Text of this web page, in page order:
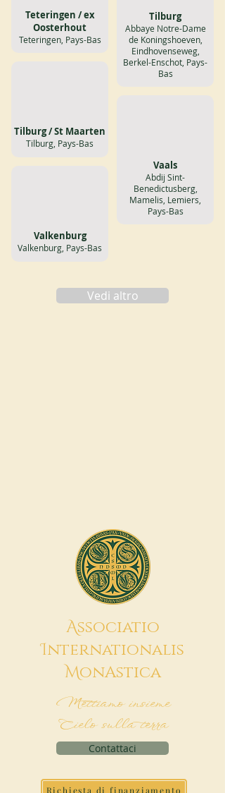
Teteringen / ex
Oosterhout
Teteringen, Pays-Bas
Tilburg / St Maarten
Tilburg, Pays-Bas
Valkenburg
Valkenburg, Pays-Bas
Tilburg
Abbaye Notre-Dame
de Koningshoeven,
Eindhovenseweg,
Berkel-Enschot, Pays-
Bas
Vaals
Abdij Sint-
Benedictusberg,
Mamelis, Lemiers,
Pays-Bas
Vedi altro
Associatio
Internationalis
MonAstica
Mettiamo insieme
Cielo sulla terra
Contattaci
Richiesta di finanziamento